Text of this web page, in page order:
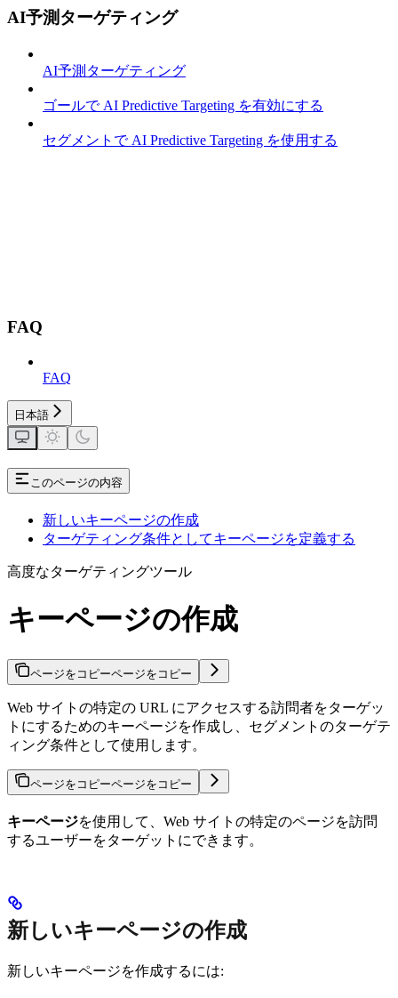
AI予測ターゲティング
AI予測ターゲティング
ゴールで AI Predictive Targeting を有効にする
セグメントで AI Predictive Targeting を使用する
FAQ
FAQ
日本語
このページの内容
新しいキーページの作成
ターゲティング条件としてキーページを定義する
高度なターゲティングツール
キーページの作成
ページをコピーページをコピー
Web サイトの特定の URL にアクセスする訪問者をターゲッ
トにするためのキーページを作成し、セグメントのターゲテ
ィング条件として使用します。
ページをコピーページをコピー
キーページを使用して、Web サイトの特定のページを訪問
するユーザーをターゲットにできます。
新しいキーページの作成
新しいキーページを作成するには: